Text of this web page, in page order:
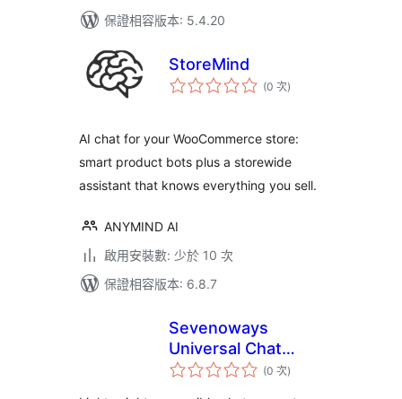
保證相容版本: 5.4.20
StoreMind
(0 次評
分)
AI chat for your WooCommerce store:
smart product bots plus a storewide
assistant that knows everything you sell.
ANYMIND AI
啟用安裝數: 少於 10 次
保證相容版本: 6.8.7
Sevenoways
Universal Chat
Popup
(0 次評
分)